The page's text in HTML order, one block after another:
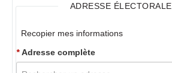
ADRESSE ÉLECTORALE
Recopier mes informations
*Adresse complète